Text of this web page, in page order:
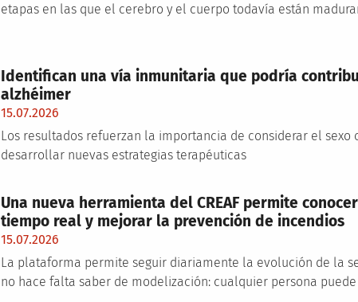
etapas en las que el cerebro y el cuerpo todavía están
Identifican una vía inmunitaria que podría
alzhéimer
15.07.2026
Los resultados refuerzan la importancia de considerar el
desarrollar nuevas estrategias terapéuticas
Una nueva herramienta del CREAF permite
tiempo real y mejorar la prevención de incendios
15.07.2026
La plataforma permite seguir diariamente la evolución de la
no hace falta saber de modelización: cualquier persona